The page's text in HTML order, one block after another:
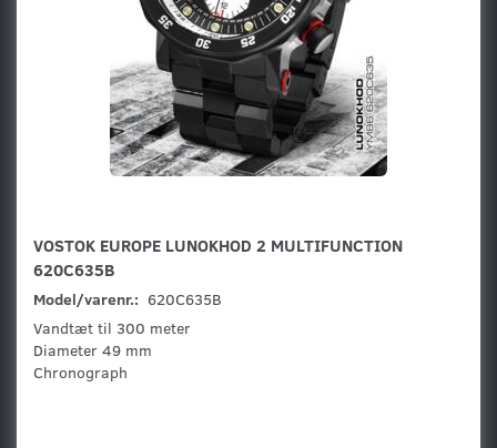
VOSTOK EUROPE LUNOKHOD 2 MULTIFUNCTION
620C635B
Model/varenr.: 620C635B
Vandtæt til 300 meter
Diameter 49 mm
Chronograph